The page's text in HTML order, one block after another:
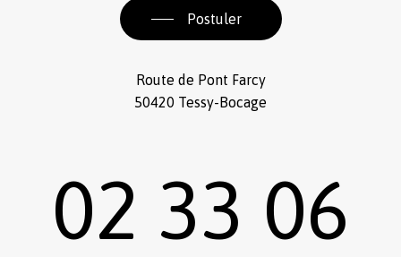
Postuler
Route de Pont Farcy
50420 Tessy-Bocage
02 33 06